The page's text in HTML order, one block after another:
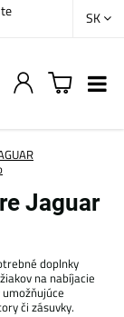
SK
Jaguar
doplnky
na nabíjacie
či zásuvky.